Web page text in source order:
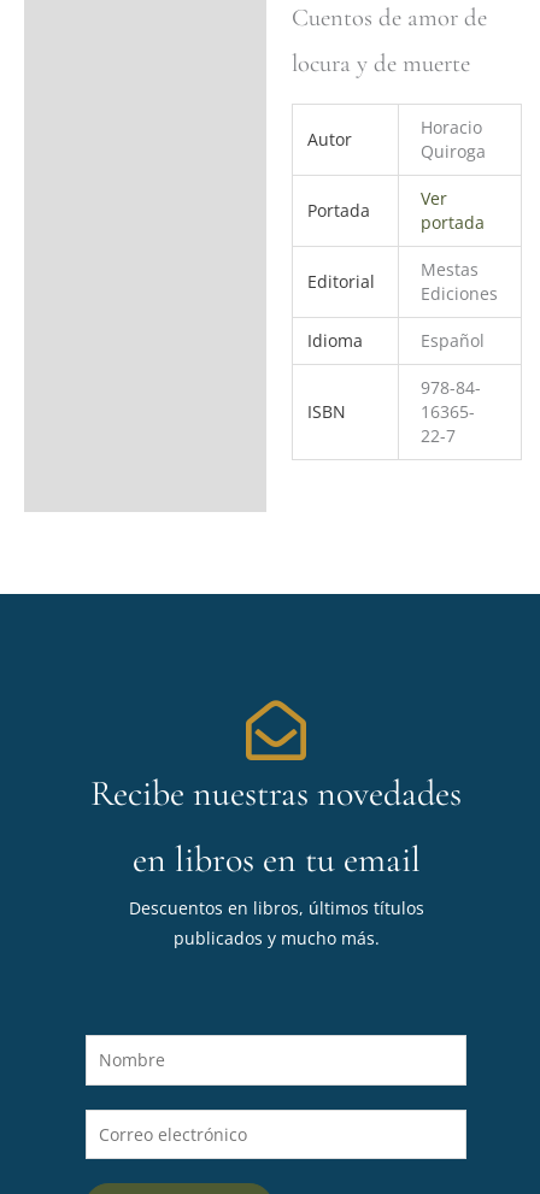
Cuentos de amor de
locura y de muerte
Autor
Horacio
Quiroga
Portada
Ver
portada
Editorial
Mestas
Ediciones
Idioma Español
ISBN
978-84-
16365-
22-7
Recibe nuestras novedades
en libros en tu email
Descuentos en libros, últimos títulos
publicados y mucho más.
o
m
o